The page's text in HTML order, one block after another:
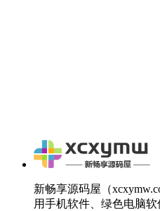
新畅享源码屋（
用手机软件、绿色电脑